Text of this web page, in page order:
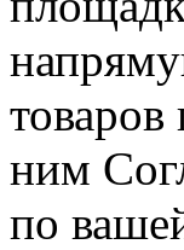
ним
по